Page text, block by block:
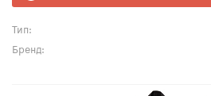
Тип:
Бренд: